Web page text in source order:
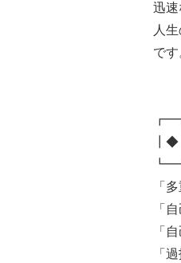
迅速
人
です
「
「
「
「